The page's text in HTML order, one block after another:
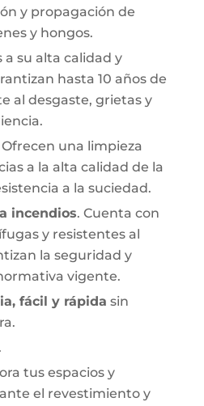
y propagación de
y hongos.
a su alta calidad y
hasta 10 años de
al desgaste, grietas y
Ofrecen una limpieza
a la alta calidad de la
a la suciedad.
incendios. Cuenta con
y resistentes al
la seguridad y
vigente.
fácil y rápida sin
.
tus espacios y
el revestimiento y